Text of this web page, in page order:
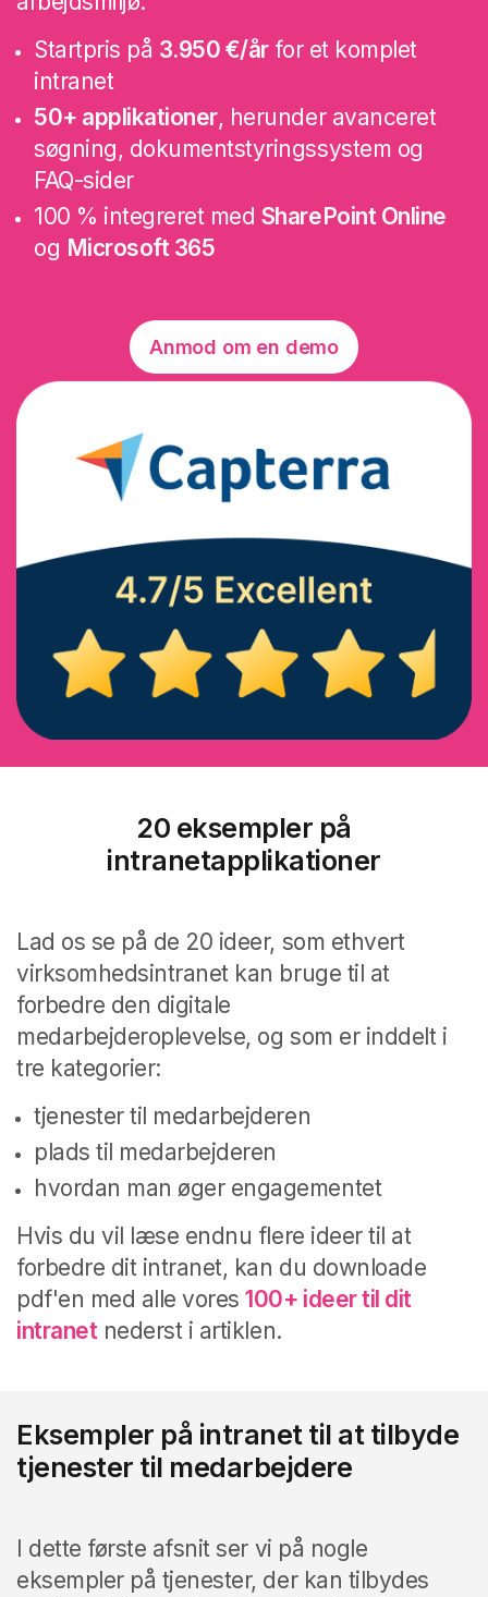
Startpris på 3.950 €/årfor et komplet
intranet
50+ applikationer, herunder avanceret
søgning, dokumentstyringssystem og
FAQ-sider
100 % integreret med SharePoint Online
og Microsoft 365
Anmod om en demo
20 eksempler på
intranetapplikationer
Lad os se på de 20 ideer, som ethvert
virksomhedsintranet kan bruge til at
forbedre den digitale
medarbejderoplevelse, og som er inddelt i
tre kategorier:
tjenester til medarbejderen
plads til medarbejderen
hvordan man øger engagementet
Hvis du vil læse endnu flere ideer til at
forbedre dit intranet, kan du downloade
pdf'en med alle vores100+ ideer til dit
intranetnederst i artiklen.
Eksempler på intranet til at tilbyde
tjenester til medarbejdere
I dette første afsnit ser vi på nogle
eksempler på tjenester, der kan tilbydes